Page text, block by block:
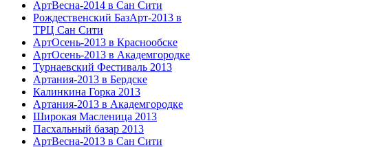
АртВесна-2014 в Сан Сити
Рождественский БазАрт-2013 в
ТРЦ Сан Сити
АртОсень-2013 в Краснообске
АртОсень-2013 в Академгородке
Турнаевский Фестиваль 2013
Артания-2013 в Бердске
Калинкина Горка 2013
Артания-2013 в Академгородке
Широкая Масленица 2013
Пасхальный базар 2013
АртВесна-2013 в Сан Сити